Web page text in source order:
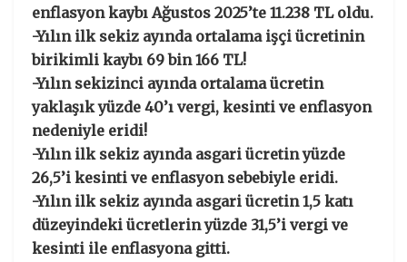
enflasyon kaybı Ağustos 2025’te 11.238 TL oldu.
-Yılın ilk sekiz ayında ortalama işçi ücretinin
birikimli kaybı 69 bin 166 TL!
-Yılın sekizinci ayında ortalama ücretin
yaklaşık yüzde 40’ı vergi, kesinti ve enflasyon
nedeniyle eridi!
-Yılın ilk sekiz ayında asgari ücretin yüzde
26,5’i kesinti ve enflasyon sebebiyle eridi.
-Yılın ilk sekiz ayında asgari ücretin 1,5 katı
düzeyindeki ücretlerin yüzde 31,5’i vergi ve
kesinti ile enflasyona gitti.